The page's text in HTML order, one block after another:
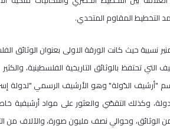
التخطيط المقاوم المتحدي.
منير نسيبة حيث كانت الورقة الاولى بعنوان الوثائق
التي تحتفظ بالوثائق التاريخية الفلسطينية،
وكذلك التقصّي والعثور على مواد أرشيفية
صفحة من الوثائق، وحوالي نصف مليون صورة، والآلاف